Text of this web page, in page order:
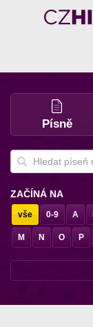
Písně
ZAČÍNÁ NA
vše 0-9 A
M N O P